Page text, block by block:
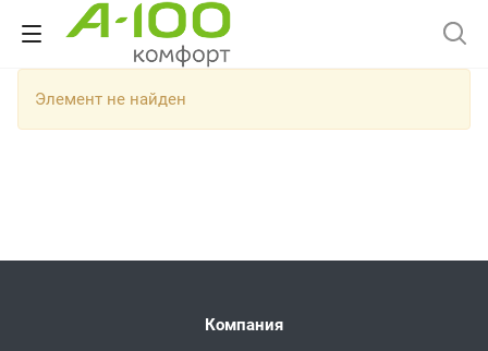
Элемент не найден
Компания